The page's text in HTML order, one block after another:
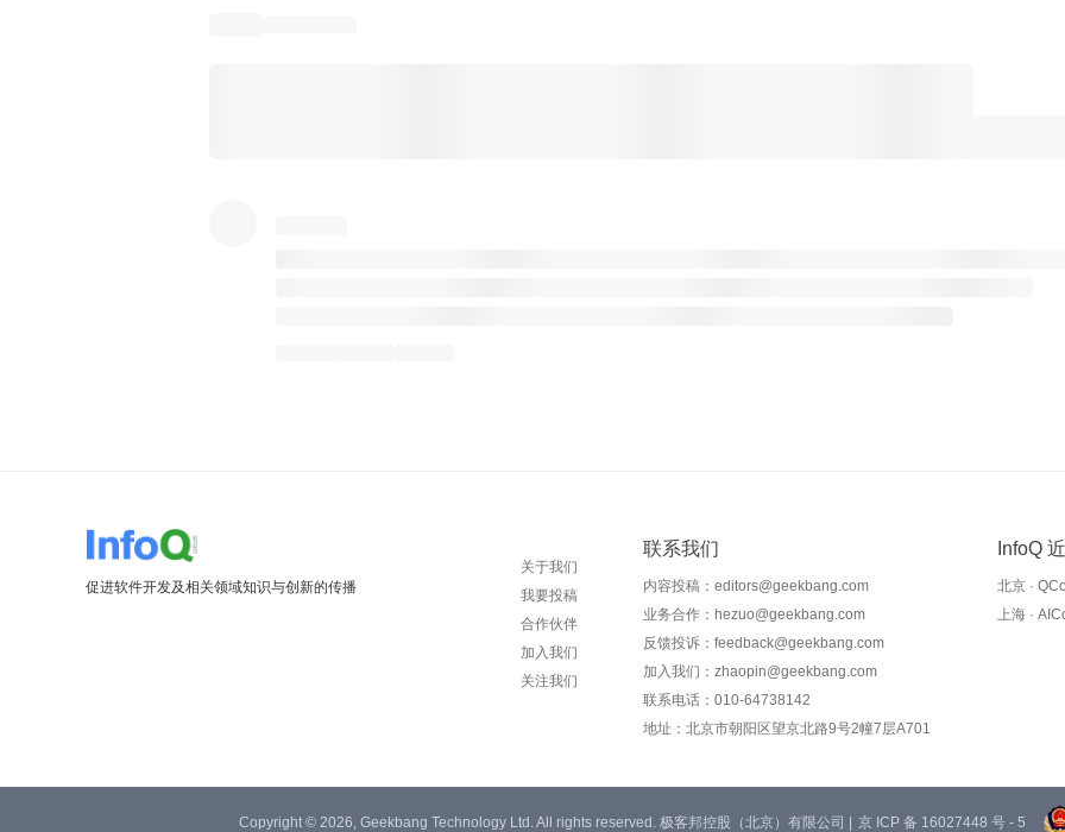
促进软件开发及相关领域知识与创新的传播
关于我们
我要投稿
合作伙伴
加入我们
关注我们
联系我们
内容投稿：editors@geekbang.com
业务合作：hezuo@geekbang.com
反馈投诉：feedback@geekbang.com
加入我们：zhaopin@geekbang.com
联系电话：010-64738142
地址：北京市朝阳区望京北路9号2幢7层A701
InfoQ
北京 ·
上海 ·
Copyright © 2026, Geekbang Technology Ltd. All rights reserved. 极客邦控股（北京）有限公司 | 京 ICP 备 16027448 号 - 5